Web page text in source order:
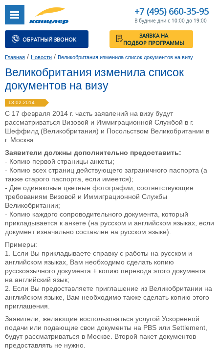
+7 (495) 660-35-95
В будние дни с 10:00 до 19:00
ОБРАТНЫЙ ЗВОНОК
ЗАЯВКА НА
ПОДБОР ПРОГРАММЫ
Главная / Новости / Великобритания изменила список документов на визу
Великобритания изменила список
документов на визу
13.02.2014
С 17 февраля 2014 г. часть заявлений на визу будут
рассматриваться Визовой и Иммиграционной Службой в г.
Шеффилд (Великобритания) и Посольством Великобритании в
г. Москва.
Заявители должны дополнительно предоставить:
- Копию первой страницы анкеты;
- Копию всех страниц действующего заграничного паспорта (а
также старого паспорта, если имеется);
- Две одинаковые цветные фотографии, соответствующие
требованиям Визовой и Иммиграционной Службы
Великобритании;
- Копию каждого сопроводительного документа, который
прикладывается к анкете (на русском и английском языках, если
документ изначально составлен на русском языке).
Примеры:
1. Если Вы прикладываете справку с работы на русском и
английском языках, Вам необходимо сделать копию
русскоязычного документа + копию перевода этого документа
на английский язык;
2. Если Вы предоставляете приглашение из Великобритании на
английском языке, Вам необходимо также сделать копию этого
приглашения.
Заявители, желающие воспользоваться услугой Ускоренной
подачи или подающие свои документы на PBS или Settlement,
будут рассматриваться в Москве. Второй пакет документов
предоставлять не нужно.